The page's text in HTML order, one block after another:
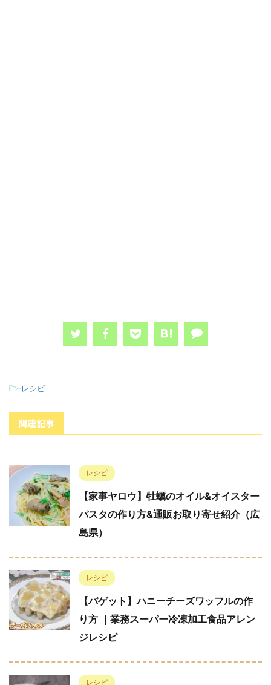
-レシピ
関連記事
レシピ
【家事ヤロウ】牡蠣のオイル&オイスター
パスタの作り方&通販お取り寄せ紹介（広
島県）
レシピ
【バゲット】ハニーチーズワッフルの作
り方 ｜業務スーパー冷凍加工食品アレン
ジレシピ
レシピ